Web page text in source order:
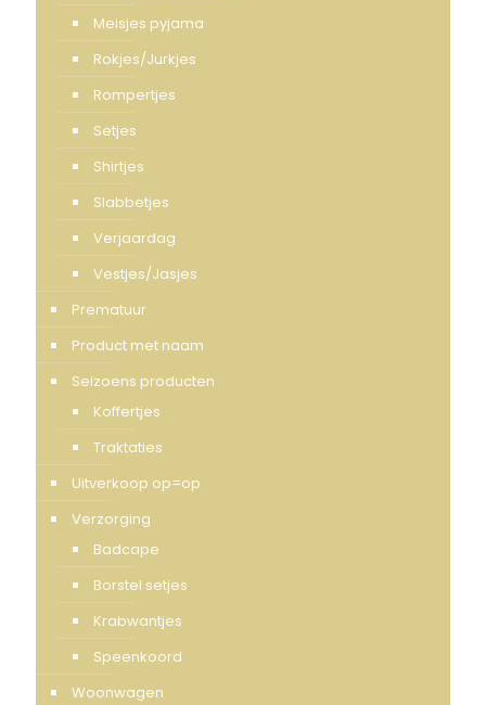
Meisjes pyjama
Rokjes/Jurkjes
Rompertjes
Setjes
Shirtjes
Slabbetjes
Verjaardag
Vestjes/Jasjes
Prematuur
Product met naam
Seizoens producten
Koffertjes
Traktaties
Uitverkoop op=op
Verzorging
Badcape
Borstel setjes
Krabwantjes
Speenkoord
Woonwagen